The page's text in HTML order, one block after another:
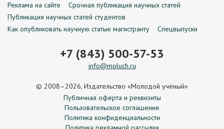
Реклама на сайте
Срочная публикация научных статей
Публикация научных статей студентов
Как опубликовать научную статью магистранту
Спецвыпуски
+7 (843) 500-57-53
info@moluch.ru
© 2008–2026, Издательство «Молодой учёный»
Публичная оферта и реквизиты
Пользовательское соглашение
Политика конфиденциальности